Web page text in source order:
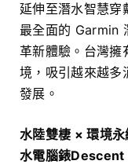
延伸至潛水智慧穿
最全面的 Garmin
革新體驗。台灣擁
境，吸引越來越多
發展。
水陸雙棲 × 環境
水電腦錶Descent